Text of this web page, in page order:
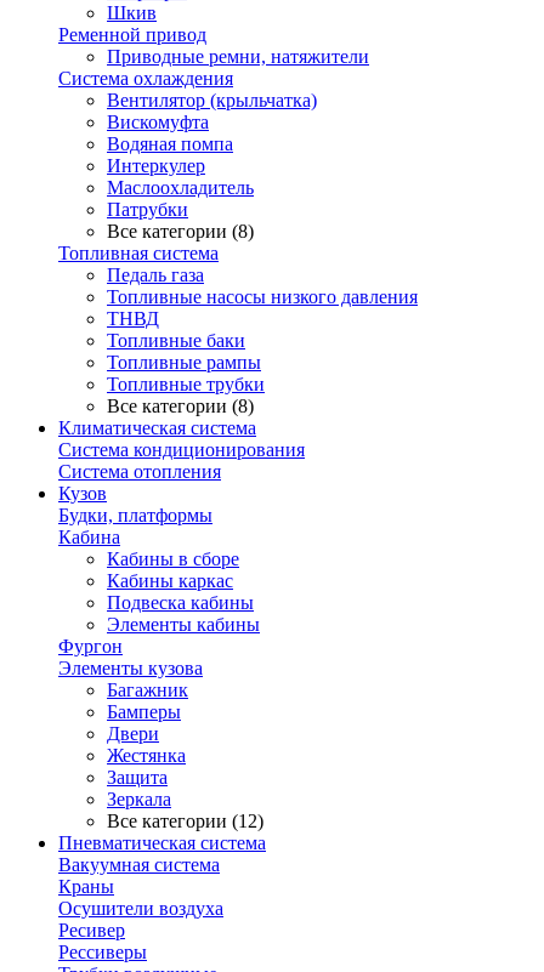
Шкив
Ременной привод
Приводные ремни, натяжители
Система охлаждения
Вентилятор (крыльчатка)
Вискомуфта
Водяная помпа
Интеркулер
Маслоохладитель
Патрубки
Все категории (8)
Топливная система
Педаль газа
Топливные насосы низкого давления
ТНВД
Топливные баки
Топливные рампы
Топливные трубки
Все категории (8)
Климатическая система
Система кондиционирования
Система отопления
Кузов
Будки, платформы
Кабина
Кабины в сборе
Кабины каркас
Подвеска кабины
Элементы кабины
Фургон
Элементы кузова
Багажник
Бамперы
Двери
Жестянка
Защита
Зеркала
Все категории (12)
Пневматическая система
Вакуумная система
Краны
Осушители воздуха
Ресивер
Рессиверы